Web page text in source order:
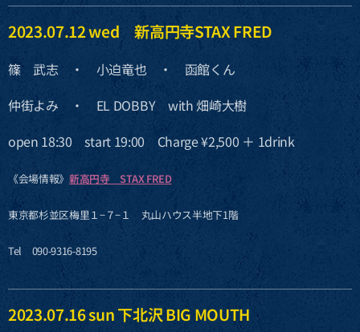
2023.07.12 wed 新高円寺STAX FRED
篠 武志 ・ 小迫竜也 ・ 函館くん
仲街よみ ・ EL DOBBY with 畑崎大樹
open 18:30 start 19:00 Charge ¥2,500 ＋ 1drink
《会場情報》新高円寺 STAX FRED
東京都杉並区梅里１−７−１ 丸山ハウス半地下1階
Tel 090-9316-8195
2023.07.16 sun 下北沢 BIG MOUTH